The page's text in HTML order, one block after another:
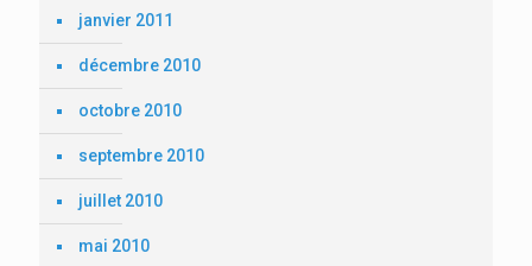
janvier 2011
décembre 2010
octobre 2010
septembre 2010
juillet 2010
mai 2010